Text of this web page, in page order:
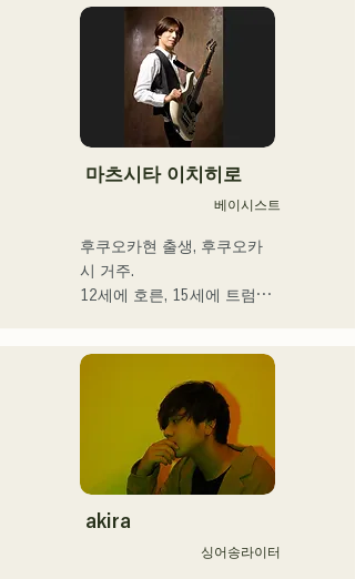
직함을 가진 이색 아티스트.
독자적인 세계관이 엿볼 수
있는 가사와 전위적이고 매
력적인 사운드가 특징
마츠시타 이치히로
베이시스트
후쿠오카현 출생, 후쿠오카
시 거주.
12세에 호른, 15세에 트럼펫
릭 베이스를 손에 넣는다. 18
세, 후쿠오카 커뮤니케이션
아트 전문학교에 입학. 졸업
후, 프로베이시스트로서 활
동을 개시.
국내외의 아티스트와 라이브
·콘서트·학교 콘서트·투어·이
레슨·출장 레슨·프라이빗 레
akira
싱어송라이터